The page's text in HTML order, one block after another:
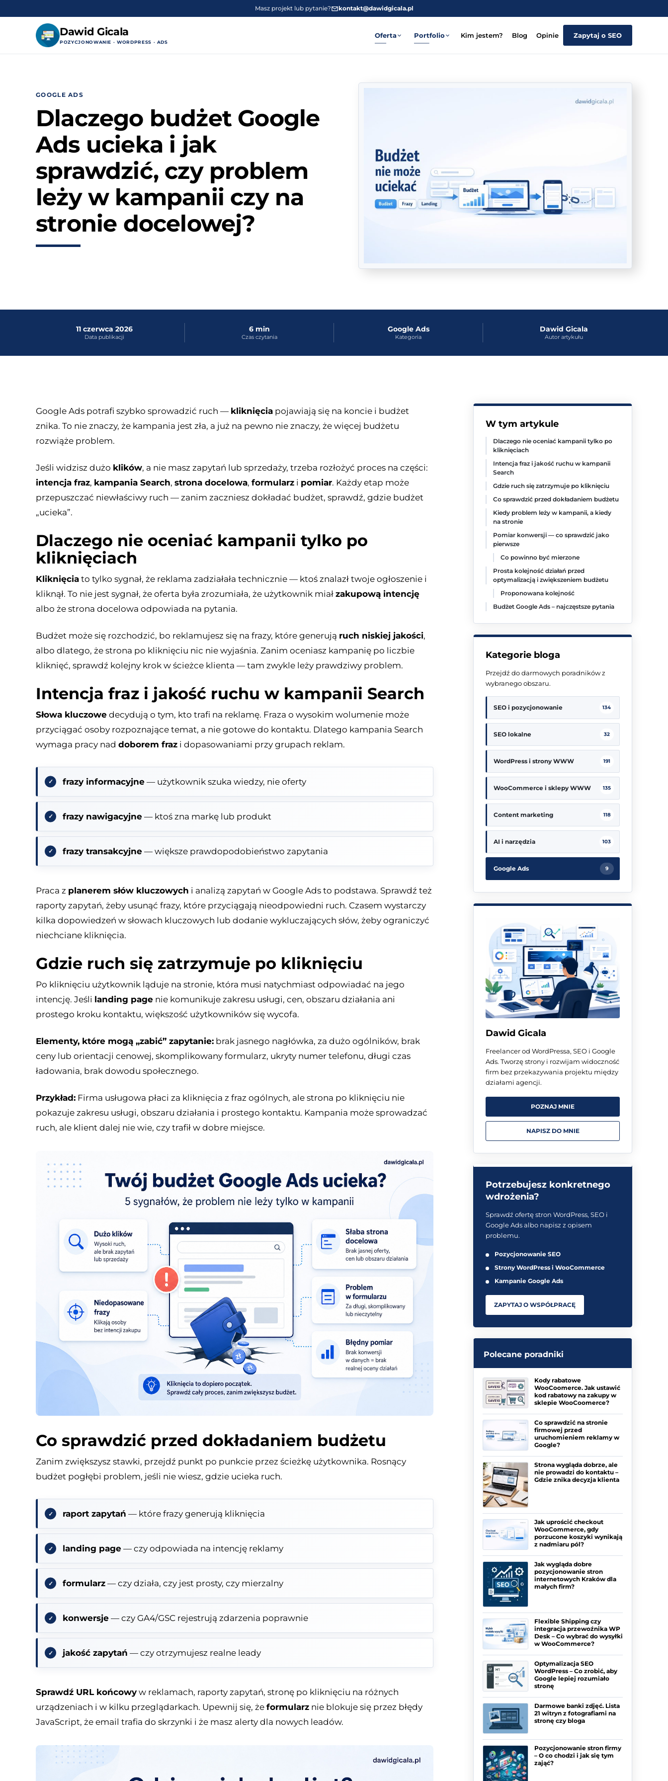
Masz projekt lub pytanie? kontakt@dawidgicala.pl
Dawid Gicala
POZYCJONOWANIE · WORDPRESS · ADS
Oferta Portfolio Kim jestem? Blog Opinie Zapytaj o SEO
GOOGLE ADS
Dlaczego budżet Google
Ads ucieka i jak
sprawdzić, czy problem
leży w kampanii czy na
stronie docelowej?
11 czerwca 2026
Data publikacji
6 min
Czas czytania
Google Ads
Kategoria
Dawid Gicala
Autor artykułu
Google Ads potrafi szybko sprowadzić ruch — kliknięcia pojawiają się na koncie i budżet
znika. To nie znaczy, że kampania jest zła, a już na pewno nie znaczy, że więcej budżetu
rozwiąże problem.
Jeśli widzisz dużo klików, a nie masz zapytań lub sprzedaży, trzeba rozłożyć proces na części:
intencja fraz, kampania Search, strona docelowa, formularz i pomiar. Każdy etap może
przepuszczać niewłaściwy ruch — zanim zaczniesz dokładać budżet, sprawdź, gdzie budżet
„ucieka”.
Dlaczego nie oceniać kampanii tylko po
kliknięciach
Kliknięcia to tylko sygnał, że reklama zadziałała technicznie — ktoś znalazł twoje ogłoszenie i
kliknął. To nie jest sygnał, że oferta była zrozumiała, że użytkownik miał zakupową intencję
albo że strona docelowa odpowiada na pytania.
Budżet może się rozchodzić, bo reklamujesz się na frazy, które generują ruch niskiej jakości,
albo dlatego, że strona po kliknięciu nic nie wyjaśnia. Zanim oceniasz kampanię po liczbie
kliknięć, sprawdź kolejny krok w ścieżce klienta — tam zwykle leży prawdziwy problem.
Intencja fraz i jakość ruchu w kampanii Search
Słowa kluczowe decydują o tym, kto trafi na reklamę. Fraza o wysokim wolumenie może
przyciągać osoby rozpoznające temat, a nie gotowe do kontaktu. Dlatego kampania Search
wymaga pracy nad doborem fraz i dopasowaniami przy grupach reklam.
frazy informacyjne — użytkownik szuka wiedzy, nie oferty
frazy nawigacyjne — ktoś zna markę lub produkt
frazy transakcyjne — większe prawdopodobieństwo zapytania
Praca z planerem słów kluczowych i analizą zapytań w Google Ads to podstawa. Sprawdź też
raporty zapytań, żeby usunąć frazy, które przyciągają nieodpowiedni ruch. Czasem wystarczy
kilka dopowiedzeń w słowach kluczowych lub dodanie wykluczających słów, żeby ograniczyć
niechciane kliknięcia.
Gdzie ruch się zatrzymuje po kliknięciu
Po kliknięciu użytkownik ląduje na stronie, która musi natychmiast odpowiadać na jego
intencję. Jeśli landing page nie komunikuje zakresu usługi, cen, obszaru działania ani
prostego kroku kontaktu, większość użytkowników się wycofa.
Elementy, które mogą „zabić” zapytanie: brak jasnego nagłówka, za dużo ogólników, brak
ceny lub orientacji cenowej, skomplikowany formularz, ukryty numer telefonu, długi czas
ładowania, brak dowodu społecznego.
Przykład: Firma usługowa płaci za kliknięcia z fraz ogólnych, ale strona po kliknięciu nie
pokazuje zakresu usługi, obszaru działania i prostego kontaktu. Kampania może sprowadzać
ruch, ale klient dalej nie wie, czy trafił w dobre miejsce.
Co sprawdzić przed dokładaniem budżetu
Zanim zwiększysz stawki, przejdź punkt po punkcie przez ścieżkę użytkownika. Rosnący
budżet pogłębi problem, jeśli nie wiesz, gdzie ucieka ruch.
raport zapytań — które frazy generują kliknięcia
landing page — czy odpowiada na intencję reklamy
formularz — czy działa, czy jest prosty, czy mierzalny
konwersje — czy GA4/GSC rejestrują zdarzenia poprawnie
jakość zapytań — czy otrzymujesz realne leady
Sprawdź URL końcowy w reklamach, raporty zapytań, stronę po kliknięciu na różnych
urządzeniach i w kilku przeglądarkach. Upewnij się, że formularz nie blokuje się przez błędy
JavaScript, że email trafia do skrzynki i że masz alerty dla nowych leadów.
W tym artykule
Dlaczego nie oceniać kampanii tylko po
kliknięciach
Intencja fraz i jakość ruchu w kampanii
Search
Gdzie ruch się zatrzymuje po kliknięciu
Co sprawdzić przed dokładaniem budżetu
Kiedy problem leży w kampanii, a kiedy
na stronie
Pomiar konwersji — co sprawdzić jako
pierwsze
Co powinno być mierzone
Prosta kolejność działań przed
optymalizacją i zwiększeniem budżetu
Proponowana kolejność
Budżet Google Ads – najczęstsze pytania
Kategorie bloga
Przejdź do darmowych poradników z
wybranego obszaru.
SEO i pozycjonowanie 134
SEO lokalne 32
WordPress i strony WWW 191
WooCommerce i sklepy WWW 135
Content marketing 118
AI i narzędzia 103
Google Ads 9
Dawid Gicala
Freelancer od WordPressa, SEO i Google
Ads. Tworzę strony i rozwijam widoczność
firm bez przekazywania projektu między
działami agencji.
POZNAJ MNIE
NAPISZ DO MNIE
Potrzebujesz konkretnego
wdrożenia?
Sprawdź ofertę stron WordPress, SEO i
Google Ads albo napisz z opisem
problemu.
Pozycjonowanie SEO
Strony WordPress i WooCommerce
Kampanie Google Ads
ZAPYTAJ O WSPÓŁPRACĘ
Polecane poradniki
Kody rabatowe
WooCoomerce. Jak ustawić
kod rabatowy na zakupy w
sklepie WooCoomerce?
Co sprawdzić na stronie
firmowej przed
uruchomieniem reklamy w
Google?
Strona wygląda dobrze, ale
nie prowadzi do kontaktu –
Gdzie znika decyzja klienta
Jak uprościć checkout
WooCommerce, gdy
porzucone koszyki wynikają
z nadmiaru pól?
Jak wygląda dobre
pozycjonowanie stron
internetowych Kraków dla
małych firm?
Flexible Shipping czy
integracja przewoźnika WP
Desk – Co wybrać do wysyłki
w WooCommerce?
Optymalizacja SEO
WordPress – Co zrobić, aby
Google lepiej rozumiało
stronę
Darmowe banki zdjęć. Lista
21 witryn z fotografiami na
stronę czy bloga
Pozycjonowanie stron firmy
– O co chodzi i jak się tym
zająć?